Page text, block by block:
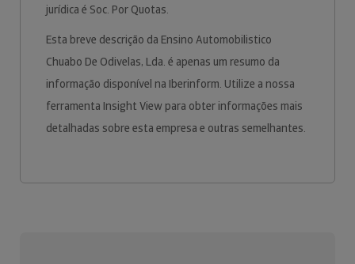
jurídica é Soc. Por Quotas.
Esta breve descrição da Ensino Automobilistico
Chuabo De Odivelas, Lda. é apenas um resumo da
informação disponível na Iberinform. Utilize a nossa
ferramenta Insight View para obter informações mais
detalhadas sobre esta empresa e outras semelhantes.